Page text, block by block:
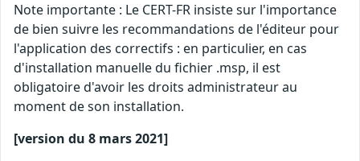
Note importante : Le CERT-FR insiste sur l'importance
de bien suivre les recommandations de l'éditeur pour
l'application des correctifs : en particulier, en cas
d'installation manuelle du fichier .msp, il est
obligatoire d'avoir les droits administrateur au
moment de son installation.
[version du 8 mars 2021]